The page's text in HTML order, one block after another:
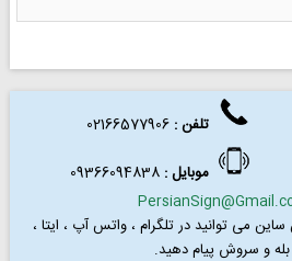
تلفن:
02166577906
موبایل :
ساین می توانید درتلگرام ، واتس آپ ، ایتا ،
بله و سروش پیام دهید.